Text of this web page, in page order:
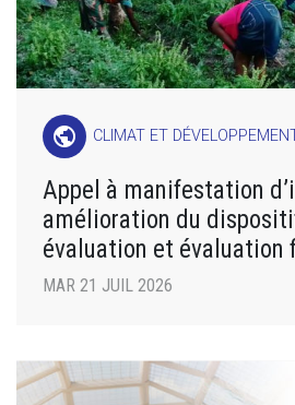
public CLIMAT ET
Appel à manifestation
amélioration du
évaluation et évaluation
MAR 21 JUIL 2026